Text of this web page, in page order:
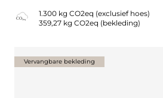
1.300 kg CO2eq (exclusief hoes)
359,27 kg CO2eq (bekleding)
Vervangbare bekleding